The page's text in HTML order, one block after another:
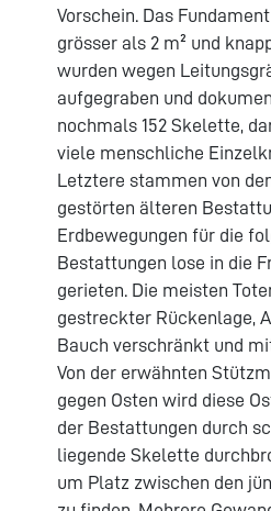
Vorschein. Das
grösser als 2 m² und
wurden wegen
aufgegraben und
nochmals 152 Skelette,
viele menschliche
Letztere stammen von
gestörten älteren
Erdbewegungen für die
Bestattungen lose in die
gerieten. Die meisten
gestreckter Rückenlage,
Bauch verschränkt und
Von der erwähnten
gegen Osten wird diese
der Bestattungen durch
liegende Skelette
um Platz zwischen den